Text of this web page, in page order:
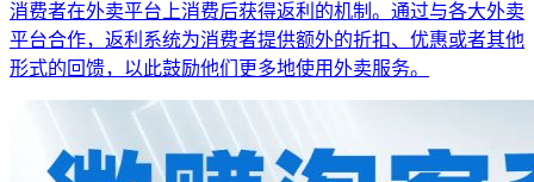
消费者在外卖平台上消费后获得返利的机制。通过与各大外卖
平台合作，返利系统为消费者提供额外的折扣、优惠或者其他
形式的回馈，以此鼓励他们更多地使用外卖服务。